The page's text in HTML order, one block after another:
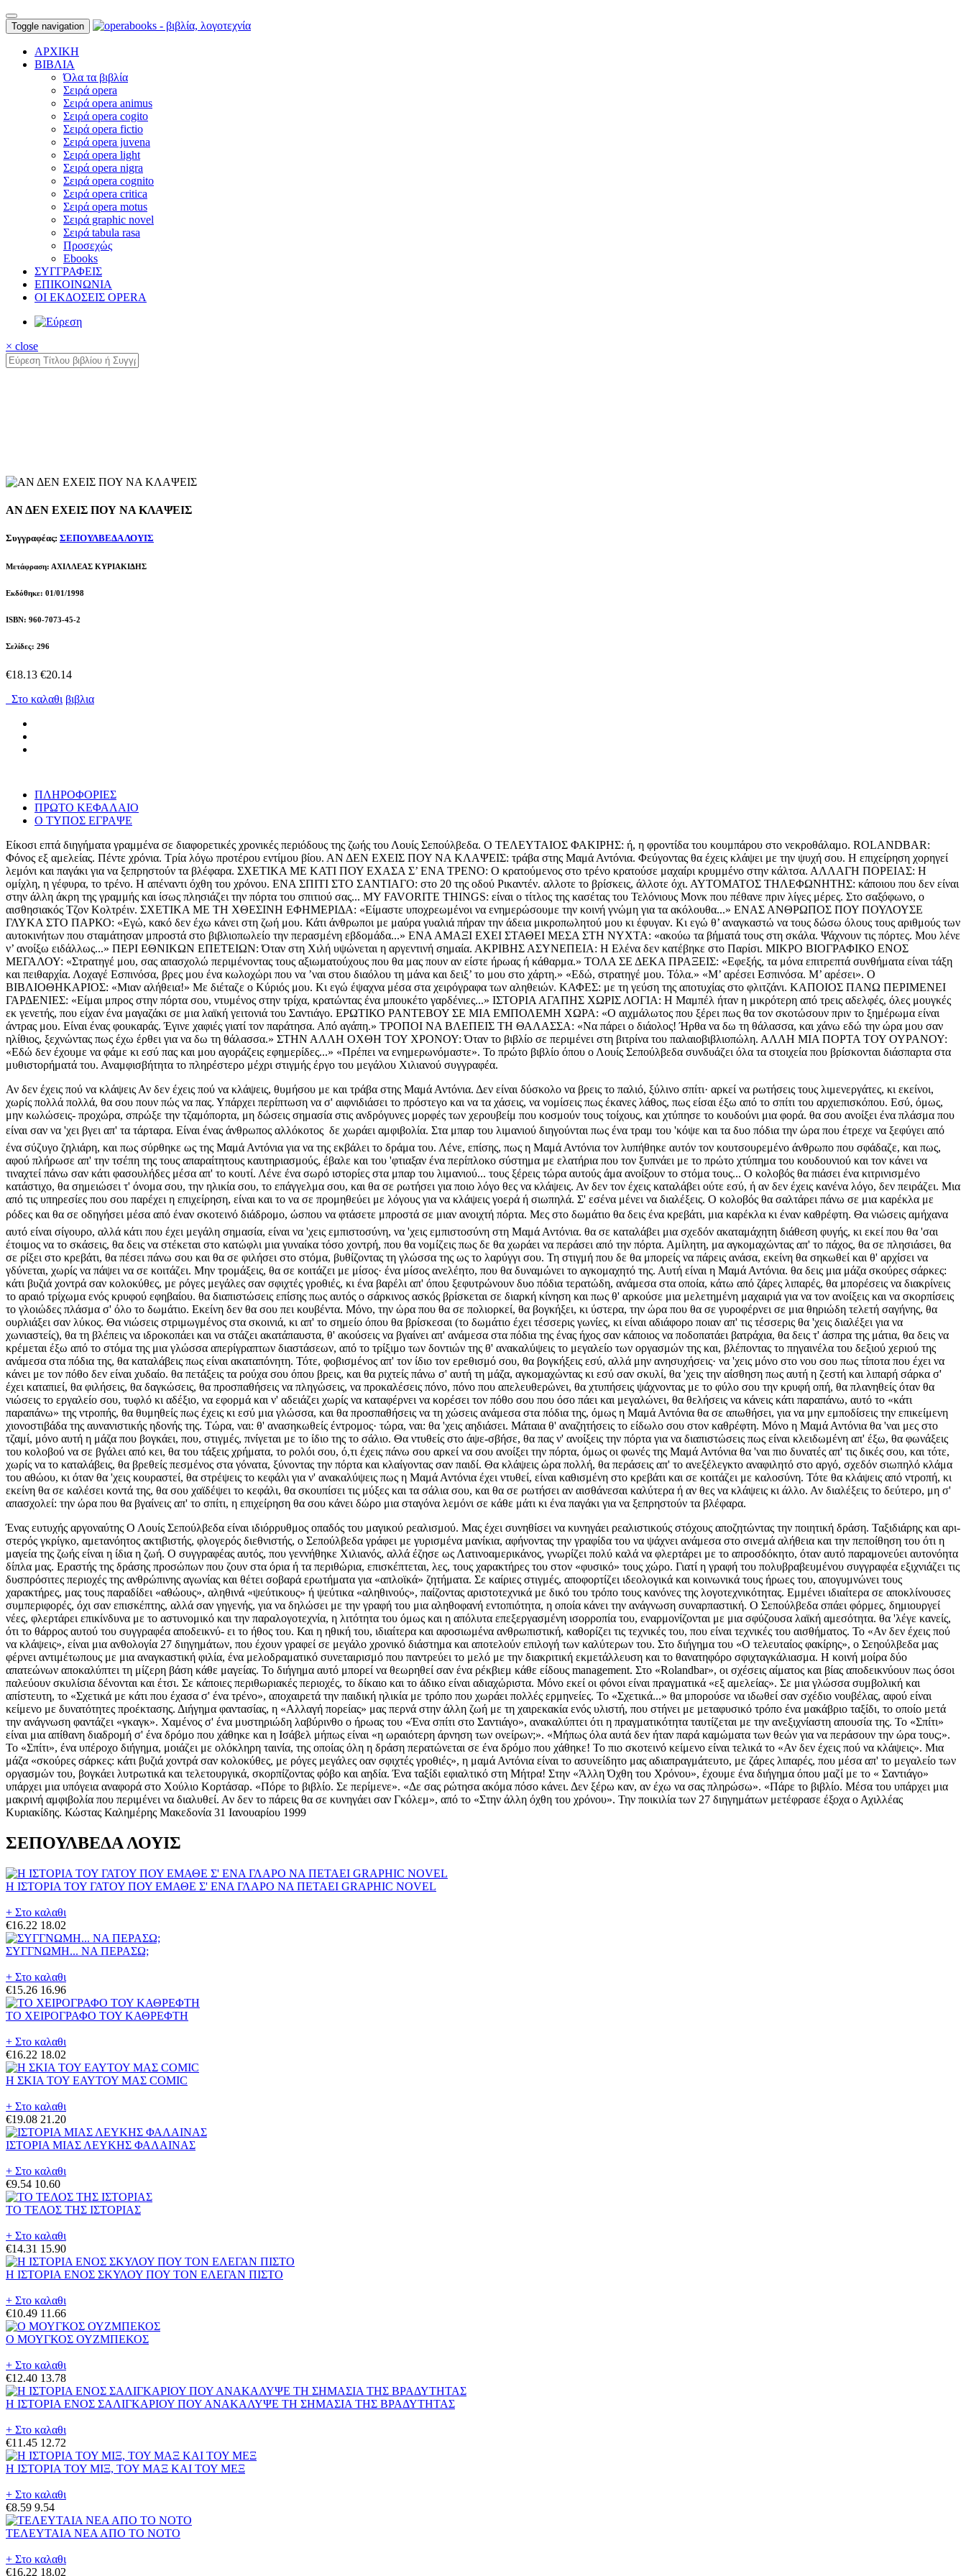
Toggle navigation
ΑΡΧΙΚΗ
ΒΙΒΛΙΑ
Όλα τα βιβλία
Σειρά opera
Σειρά opera animus
Σειρά opera cogito
Σειρά opera fictio
Σειρά opera juvena
Σειρά opera light
Σειρά opera nigra
Σειρά opera cognito
Σειρά opera critica
Σειρά opera motus
Σειρά graphic novel
Σειρά tabula rasa
Προσεχώς
Ebooks
ΣΥΓΓΡΑΦΕΙΣ
ΕΠΙΚΟΙΝΩΝΙΑ
ΟΙ ΕΚΔΟΣΕΙΣ OPERA
× close
ΑΝ ΔΕΝ ΕΧΕΙΣ ΠΟΥ ΝΑ ΚΛΑΨΕΙΣ
Συγγραφέας: ΣΕΠΟΥΛΒΕΔΑ ΛΟΥΙΣ
Μετάφραση: ΑΧΙΛΛΕΑΣ ΚΥΡΙΑΚΙΔΗΣ
Εκδόθηκε: 01/01/1998
ISBN: 960-7073-45-2
Σελίδες: 296
€18.13 €20.14
Στο καλαθι βιβλια
ΠΛΗΡΟΦΟΡΙΕΣ
ΠΡΩΤΟ ΚΕΦΑΛΑΙΟ
Ο ΤΥΠΟΣ ΕΓΡΑΨΕ
Είκοσι επτά διηγήματα γραμμένα σε διαφορετικές χρονικές περιόδους της ζωής του Λουίς Σεπούλβεδα. Ο ΤΕΛΕΥΤΑΙΟΣ ΦΑΚΙΡΗΣ: ή, η φροντίδα του κουμπάρου στο νεκροθάλαμο. ROLANDBAR:
Φόνος εξ αμελείας. Πέντε χρόνια. Τρία λόγω προτέρου εντίμου βίου. ΑΝ ΔΕΝ ΕΧΕΙΣ ΠΟΥ ΝΑ ΚΛΑΨΕΙΣ: τράβα στης Μαμά Αντόνια. Φεύγοντας θα έχεις κλάψει με την ψυχή σου. Η επιχείρηση χορηγεί
λεμόνι και παγάκι για να ξεπρηστούν τα βλέφαρα. ΣΧΕΤΙΚΑ ΜΕ ΚΑΤΙ ΠΟΥ ΕΧΑΣΑ Σ’ ΕΝΑ ΤΡΕΝΟ: Ο κρατούμενος στο τρένο κρατούσε μαχαίρι κρυμμένο στην κάλτσα. ΑΛΛΑΓΗ ΠΟΡΕΙΑΣ: Η
ομίχλη, η γέφυρα, το τρένο. Η απέναντι όχθη του χρόνου. ΕΝΑ ΣΠΙΤΙ ΣΤΟ ΣΑΝΤΙΑΓΟ: στο 20 της οδού Ρικαντέν. αλλοτε το βρίσκεις, άλλοτε όχι. ΑΥΤΟΜΑΤΟΣ ΤΗΛΕΦΩΝΗΤΗΣ: κάποιου που δεν είναι
στην άλλη άκρη της γραμμής και ίσως πλησιάζει την πόρτα του σπιτιού σας... MY FAVORITE THINGS: είναι ο τίτλος της κασέτας του Τελόνιους Μονκ που πέθανε πριν λίγες μέρες. Στο σαξόφωνο, ο
αισθησιακός Τζον Κολτρέιν. ΣΧΕΤΙΚΑ ΜΕ ΤΗ ΧΘΕΣΙΝΗ ΕΦΗΜΕΡΙΔΑ: «Είμαστε υποχρεωμένοι να ενημερώσουμε την κοινή γνώμη για τα ακόλουθα...» ΕΝΑΣ ΑΝΘΡΩΠΟΣ ΠΟΥ ΠΟΥΛΟΥΣΕ
ΓΛΥΚΑ ΣΤΟ ΠΑΡΚΟ: «Εγώ, κακό δεν έχω κάνει στη ζωή μου. Κάτι άνθρωποι με μαύρα γυαλιά πήραν την άδεια μικροπωλητού μου κι έφυγαν. Κι εγώ θ’ αναγκαστώ να τους δώσω όλους τους αριθμούς των
αυτοκινήτων που σταμάτησαν μπροστά στο βιβλιοπωλείο την περασμένη εβδομάδα...» ΕΝΑ ΑΜΑΞΙ ΕΧΕΙ ΣΤΑΘΕΙ ΜΕΣΑ ΣΤΗ ΝΥΧΤΑ: «ακούω τα βήματά τους στη σκάλα. Ψάχνουν τις πόρτες. Μου λένε
ν’ ανοίξω ειδάλλως...» ΠΕΡΙ ΕΘΝΙΚΩΝ ΕΠΕΤΕΙΩΝ: Όταν στη Χιλή υψώνεται η αργεντινή σημαία. ΑΚΡΙΒΗΣ ΑΣΥΝΕΠΕΙΑ: Η Ελένα δεν κατέβηκε στο Παρίσι. ΜΙΚΡΟ ΒΙΟΓΡΑΦΙΚΟ ΕΝΟΣ
ΜΕΓΑΛΟΥ: «Στρατηγέ μου, σας απασχολώ περιμένοντας τους αξιωματούχους που θα μας πουν αν είστε ήρωας ή κάθαρμα.» ΤΟΛΑ ΣΕ ΔΕΚΑ ΠΡΑΞΕΙΣ: «Εφεξής, τα μόνα επιτρεπτά συνθήματα είναι τάξη
και πειθαρχία. Λοχαγέ Εσπινόσα, βρες μου ένα κωλοχώρι που να ’ναι στου διαόλου τη μάνα και δειξ’ το μου στο χάρτη.» «Εδώ, στρατηγέ μου. Τόλα.» «Μ’ αρέσει Εσπινόσα. Μ’ αρέσει». Ο
ΒΙΒΛΙΟΘΗΚΑΡΙΟΣ: «Μιαν αλήθεια!» Με διέταζε ο Κύριός μου. Κι εγώ έψαχνα μέσα στα χειρόγραφα των αληθειών. ΚΑΦΕΣ: με τη γεύση της αποτυχίας στο φλιτζάνι. ΚΑΠΟΙΟΣ ΠΑΝΩ ΠΕΡΙΜΕΝΕΙ
ΓΑΡΔΕΝΙΕΣ: «Είμαι μπρος στην πόρτα σου, ντυμένος στην τρίχα, κρατώντας ένα μπουκέτο γαρδένιες...» ΙΣΤΟΡΙΑ ΑΓΑΠΗΣ ΧΩΡΙΣ ΛΟΓΙΑ: Η Μαμπέλ ήταν η μικρότερη από τρεις αδελφές, όλες μουγκές
εκ γενετής, που είχαν ένα μαγαζάκι σε μια λαϊκή γειτονιά του Σαντιάγο. ΕΡΩΤΙΚΟ ΡΑΝΤΕΒΟΥ ΣΕ ΜΙΑ ΕΜΠΟΛΕΜΗ ΧΩΡΑ: «Ο αιχμάλωτος που ξέρει πως θα τον σκοτώσουν πριν το ξημέρωμα είναι
άντρας μου. Είναι ένας φουκαράς. Έγινε χαφιές γιατί τον παράτησα. Από αγάπη.» ΤΡΟΠΟΙ ΝΑ ΒΛΕΠΕΙΣ ΤΗ ΘΑΛΑΣΣΑ: «Να πάρει ο διάολος! Ήρθα να δω τη θάλασσα, και χάνω εδώ την ώρα μου σαν
ηλίθιος, ξεχνώντας πως έχω έρθει για να δω τη θάλασσα.» ΣΤΗΝ ΑΛΛΗ ΟΧΘΗ ΤΟΥ ΧΡΟΝΟΥ: Όταν το βιβλίο σε περιμένει στη βιτρίνα του παλαιοβιβλιοπώλη. ΑΛΛΗ ΜΙΑ ΠΟΡΤΑ ΤΟΥ ΟΥΡΑΝΟΥ:
«Εδώ δεν έχουμε να φάμε κι εσύ πας και μου αγοράζεις εφημερίδες...» «Πρέπει να ενημερωνόμαστε». Το πρώτο βιβλίο όπου ο Λουίς Σεπούλβεδα συνδυάζει όλα τα στοιχεία που βρίσκονται διάσπαρτα στα
μυθιστορήματά του. Αναμφισβήτητα το πληρέστερο μέχρι στιγμής έργο του μεγάλου Χιλιανού συγγραφέα.
Αν δεν έχεις πού να κλάψεις Αν δεν έχεις πού να κλάψεις, θυμήσου με και τράβα στης Μαμά Αντόνια. Δεν είναι δύσκολο να βρεις το παλιό, ξύλινο σπίτι· αρκεί να ρωτήσεις τους λιμενεργάτες, κι εκείνοι,
χωρίς πολλά πολλά, θα σου πουν πώς να πας. Υπάρχει περίπτωση να σ' αιφνιδιάσει το πρόστεγο και να τα χάσεις, να νομίσεις πως έκανες λάθος, πως είσαι έξω από το σπίτι του αρχιεπισκόπου. Εσύ, όμως,
μην κωλώσεις- προχώρα, σπρώξε την τζαμόπορτα, μη δώσεις σημασία στις ανδρόγυνες μορφές των χερουβείμ που κοσμούν τους τοίχους, και χτύπησε το κουδούνι μια φορά. θα σου ανοίξει ένα πλάσμα που
είναι σαν να 'χει βγει απ' τα τάρταρα. Είναι ένας άνθρωπος αλλόκοτος  δε χωράει αμφιβολία. Στα μπαρ του λιμανιού διηγούνται πως ένα τραμ του 'κόψε και τα δυο πόδια την ώρα που έτρεχε να ξεφύγει από
ένα σύζυγο ζηλιάρη, και πως σύρθηκε ως της Μαμά Αντόνια για να της εκβάλει το δράμα του. Λένε, επίσης, πως η Μαμά Αντόνια τον λυπήθηκε αυτόν τον κουτσουρεμένο άνθρωπο που σφάδαζε, και πως,
αφού πλήρωσε απ' την τσέπη της τους απαραίτητους καυτηριασμούς, έβαλε και του 'φτιαξαν ένα περίπλοκο σύστημα με ελατήρια που τον ξυπνάει με το πρώτο χτύπημα του κουδουνιού και τον κάνει να
τιναχτεί πάνω σαν κάτι φασουλήδες μέσα απ' το κουτί. Λένε ένα σωρό ιστορίες στα μπαρ του λιμανιού... τους ξέρεις τώρα αυτούς άμα ανοίξουν το στόμα τους... Ο κολοβός θα πιάσει ένα κιτρινισμένο
κατάστιχο, θα σημειώσει τ' όνομα σου, την ηλικία σου, το επάγγελμα σου, και θα σε ρωτήσει για ποιο λόγο θες να κλάψεις. Αν δεν τον έχεις καταλάβει ούτε εσύ, ή αν δεν έχεις κανένα λόγο, δεν πειράζει. Μια
από τις υπηρεσίες που σου παρέχει η επιχείρηση, είναι και το να σε προμηθεύει με λόγους για να κλάψεις γοερά ή σιωπηλά. Σ' εσένα μένει να διαλέξεις. Ο κολοβός θα σαλτάρει πάνω σε μια καρέκλα με
ρόδες και θα σε οδηγήσει μέσα από έναν σκοτεινό διάδρομο, ώσπου να φτάσετε μπροστά σε μιαν ανοιχτή πόρτα. Μες στο δωμάτιο θα δεις ένα κρεβάτι, μια καρέκλα κι έναν καθρέφτη. Θα νιώσεις αμήχανα 
αυτό είναι σίγουρο, αλλά κάτι που έχει μεγάλη σημασία, είναι να 'χεις εμπιστοσύνη, να 'χεις εμπιστοσύνη στη Μαμά Αντόνια. θα σε καταλάβει μια σχεδόν ακαταμάχητη διάθεση φυγής, κι εκεί που θα 'σαι
έτοιμος να το σκάσεις, θα δεις να στέκεται στο κατώφλι μια γυναίκα τόσο χοντρή, που θα νομίζεις πως δε θα χωράει να περάσει από την πόρτα. Αμίλητη, μα αγκομαχώντας απ' το πάχος, θα σε πλησιάσει, θα
σε ρίξει στο κρεβάτι, θα πέσει πάνω σου και θα σε φιλήσει στο στόμα, βυθίζοντας τη γλώσσα της ως το λαρύγγι σου. Τη στιγμή που δε θα μπορείς να πάρεις ανάσα, εκείνη θα σηκωθεί και θ' αρχίσει να
γδύνεται, χωρίς να πάψει να σε κοιτάζει. Μην τρομάξεις, θα σε κοιτάζει με μίσος· ένα μίσος ανελέητο, που θα δυναμώνει το αγκομαχητό της. Αυτή είναι η Μαμά Αντόνια. θα δεις μια μάζα σκούρες σάρκες:
κάτι βυζιά χοντρά σαν κολοκύθες, με ρόγες μεγάλες σαν σφιχτές γροθιές, κι ένα βαρέλι απ' όπου ξεφυτρώνουν δυο πόδια τερατώδη, ανάμεσα στα οποία, κάτω από ζάρες λιπαρές, θα μπορέσεις να διακρίνεις
το αραιό τρίχωμα ενός κρυφού εφηβαίου. θα διαπιστώσεις επίσης πως αυτός ο σάρκινος ασκός βρίσκεται σε διαρκή κίνηση και πως θ' αρκούσε μια μελετημένη μαχαιριά για να τον ανοίξεις και να σκορπίσεις
το γλοιώδες πλάσμα σ' όλο το δωμάτιο. Εκείνη δεν θα σου πει κουβέντα. Μόνο, την ώρα που θα σε πολιορκεί, θα βογκήξει, κι ύστερα, την ώρα που θα σε γυροφέρνει σε μια θηριώδη τελετή σαγήνης, θα
ουρλιάξει σαν λύκος. Θα νιώσεις στριμωγμένος στα σκοινιά, κι απ' το σημείο όπου θα βρίσκεσαι (το δωμάτιο έχει τέσσερις γωνίες, κι είναι αδιάφορο ποιαν απ' τις τέσσερις θα 'χεις διαλέξει για να
χωνιαστείς), θα τη βλέπεις να ιδροκοπάει και να στάζει ακατάπαυστα, θ' ακούσεις να βγαίνει απ' ανάμεσα στα πόδια της ένας ήχος σαν κάποιος να ποδοπατάει βατράχια, θα δεις τ' άσπρα της μάτια, θα δεις να
κρέμεται έξω από το στόμα της μια γλώσσα απερίγραπτων διαστάσεων, από το τρίξιμο των δοντιών της θ' ανακαλύψεις το μεγαλείο των οργασμών της και, βλέποντας το πηγαινέλα του δεξιού χεριού της
ανάμεσα στα πόδια της, θα καταλάβεις πως είναι ακαταπόνητη. Τότε, φοβισμένος απ' τον ίδιο τον ερεθισμό σου, θα βογκήξεις εσύ, αλλά μην ανησυχήσεις· να 'χεις μόνο στο νου σου πως τίποτα που έχει να
κάνει με τον πόθο δεν είναι χυδαίο. θα πετάξεις τα ρούχα σου όπου βρεις, και θα ριχτείς πάνω σ' αυτή τη μάζα, αγκομαχώντας κι εσύ σαν σκυλί, θα 'χεις την αίσθηση πως αυτή η ζεστή και λιπαρή σάρκα σ'
έχει καταπιεί, θα φιλήσεις, θα δαγκώσεις, θα προσπαθήσεις να πληγώσεις, να προκαλέσεις πόνο, πόνο που απελευθερώνει, θα χτυπήσεις ψάχνοντας με το φύλο σου την κρυφή οπή, θα πλανηθείς όταν θα
νιώσεις το εργαλείο σου, τυφλό κι αδέξιο, να εφορμά και ν' αδειάζει χωρίς να καταφέρνει να κορέσει τον πόθο σου που όσο πάει και μεγαλώνει, θα θελήσεις να κάνεις κάτι παραπάνω, αυτό το «κάτι
παραπάνω» της ντροπής, θα θυμηθείς πως έχεις κι εσύ μια γλώσσα, και θα προσπαθήσεις να τη χώσεις ανάμεσα στα πόδια της, όμως η Μαμά Αντόνια θα σε απωθήσει, για να μην εμποδίσεις την επικείμενη
χιονοστιβάδα της αυνανιστικής ηδονής της. Τώρα, ναι: θ' ανασηκωθείς έντρομος· τώρα, ναι: θα 'χεις αηδιάσει. Μάταια θ' αναζητήσεις το είδωλο σου στον καθρέφτη. Μόνο η Μαμά Αντόνια θα 'ναι μες στο
τζαμί, μόνο αυτή η μάζα που βογκάει, που, στιγμές, πνίγεται με το ίδιο της το σάλιο. Θα ντυθείς στο άψε-σβήσε, θα πας ν' ανοίξεις την πόρτα για να διαπιστώσεις πως είναι κλειδωμένη απ' έξω, θα φωνάξεις
του κολοβού να σε βγάλει από κει, θα του τάξεις χρήματα, το ρολόι σου, ό,τι έχεις πάνω σου αρκεί να σου ανοίξει την πόρτα, όμως οι φωνές της Μαμά Αντόνια θα 'ναι πιο δυνατές απ' τις δικές σου, και τότε,
χωρίς να το καταλάβεις, θα βρεθείς πεσμένος στα γόνατα, ξύνοντας την πόρτα και κλαίγοντας σαν παιδί. Θα κλάψεις ώρα πολλή, θα περάσεις απ' το ανεξέλεγκτο αναφιλητό στο αργό, σχεδόν σιωπηλό κλάμα
του αθώου, κι όταν θα 'χεις κουραστεί, θα στρέψεις το κεφάλι για ν' ανακαλύψεις πως η Μαμά Αντόνια έχει ντυθεί, είναι καθισμένη στο κρεβάτι και σε κοιτάζει με καλοσύνη. Τότε θα κλάψεις από ντροπή, κι
εκείνη θα σε καλέσει κοντά της, θα σου χαϊδέψει το κεφάλι, θα σκουπίσει τις μύξες και τα σάλια σου, και θα σε ρωτήσει αν αισθάνεσαι καλύτερα ή αν θες να κλάψεις κι άλλο. Αν διαλέξεις το δεύτερο, μη σ'
απασχολεί: την ώρα που θα βγαίνεις απ' το σπίτι, η επιχείρηση θα σου κάνει δώρο μια σταγόνα λεμόνι σε κάθε μάτι κι ένα παγάκι για να ξεπρηστούν τα βλέφαρα.
Ένας ευτυχής αργοναύτης Ο Λουίς Σεπούλβεδα είναι ιδιόρρυθμος οπαδός του μαγικού ρεαλισμού. Μας έχει συνηθίσει να κυνηγάει ρεαλιστικούς στόχους αποζητώντας την ποιητική δράση. Ταξιδιάρης και αρι-
στερός γκρίγκο, αμετανόητος ακτιβιστής, φλογερός διεθνιστής, ο Σεπούλβεδα γράφει με γυρισμένα μανίκια, αφήνοντας την γραφίδα του να ψάχνει ανάμεσα στο σινεμά αλήθεια και την πεποίθηση του ότι η
μαγεία της ζωής είναι η ίδια η ζωή. Ο συγγραφέας αυτός, που γεννήθηκε Χιλιανός, αλλά έζησε ως Λατινοαμερικάνος, γνωρίζει πολύ καλά να φλερτάρει με το απροσδόκητο, όταν αυτό παραμονεύει αυτονόητα
δίπλα μας. Εραστής της δράσης προσώπων που ζουν στα όρια ή τα περιθώρια, επισκέπτεται, λες, τους χαρακτήρες του στον «φυσικό» τους χώρο. Γιατί η γραφή του πολυβραβευμένου συγγραφέα εξιχνιάζει τις
δυσπρόσιτες περιοχές της ανθρώπινης αγωνίας και θέτει σοβαρά ερωτήματα για «απλοϊκά» ζητήματα. Σε καίριες στιγμές, αποφορτίζει ιδεολογικά και κοινωνικά τους ήρωες του, απογυμνώνει τους
χαρακτήρες, μας τους παραδίδει «αθώους», αληθινά «ψεύτικους» ή ψεύτικα «αληθινούς», παίζοντας αριστοτεχνικά με δικό του τρόπο τους κανόνες της λογοτεχνικότητας. Εμμένει ιδιαίτερα σε αποκλίνουσες
συμπεριφορές, όχι σαν επισκέπτης, αλλά σαν γηγενής, για να δηλώσει με την γραφή του μια αληθοφανή εντοπιότητα, η οποία κάνει την ανάγνωση συναρπαστική. Ο Σεπούλβεδα σπάει φόρμες, δημιουργεί
νέες, φλερτάρει επικίνδυνα με το αστυνομικό και την παραλογοτεχνία, η λιτότητα του όμως και η απόλυτα επεξεργασμένη ισορροπία του, εναρμονίζονται με μια σφύζουσα λαϊκή αμεσότητα. θα 'λέγε κανείς,
ότι το θάρρος αυτού του συγγραφέα αποδεικνύ- ει το ήθος του. Και η ηθική του, ιδιαίτερα και αφοσιωμένα ανθρωπιστική, καθορίζει τις τεχνικές του, που είναι τεχνικές του αισθήματος. Το «Αν δεν έχεις πού
να κλάψεις», είναι μια ανθολογία 27 διηγημάτων, που έχουν γραφεί σε μεγάλο χρονικό διάστημα και αποτελούν επιλογή των καλύτερων του. Στο διήγημα του «Ο τελευταίος φακίρης», ο Σεηούλβεδα μας
φέρνει αντιμέτωπους με μια αναγκαστική φιλία, ένα μελοδραματικό συνεταιρισμό που παντρεύει το μελό με την διακριτική εκμετάλλευση και το θανατηφόρο σφιχταγκάλιασμα. Η κοινή μοίρα δύο
απατεώνων αποκαλύπτει τη μίζερη βάση κάθε μαγείας. Το διήγημα αυτό μπορεί να θεωρηθεί σαν ένα ρέκβιεμ κάθε είδους management. Στο «Rolandbar», οι σχέσεις αίματος και βίας αποδεικνύουν πως όσοι
παλεύουν σκυλίσια δένονται και έτσι. Σε κάποιες περιθωριακές περιοχές, το δίκαιο και το άδικο είναι αδιαχώριστα. Μόνο εκεί οι φόνοι είναι πραγματικά «εξ αμελείας». Σε μια γλώσσα συμβολική και
απίστευτη, το «Σχετικά με κάτι που έχασα σ' ένα τρένο», αποχαιρετά την παιδική ηλικία με τρόπο που χωράει πολλές ερμηνείες. Το «Σχετικά...» θα μπορούσε να ιδωθεί σαν σχέδιο νουβέλας, αφού είναι
κείμενο με δυνατότητες προέκτασης. Διήγημα φαντασίας, η «Αλλαγή πορείας» μας περνά στην άλλη ζωή με τη χαιρεκακία ενός υλιστή, που στήνει με μεταφυσικό τρόπο ένα μακάβριο ταξίδι, το οποίο μετά
την ανάγνωση φαντάζει «γκαγκ». Χαμένος σ' ένα μυστηριώδη λαβύρινθο ο ήρωας του «Ένα σπίτι στο Σαντιάγο», ανακαλύπτει ότι η πραγματικότητα ταυτίζεται με την ανεξιχνίαστη απουσία της. Το «Σπίτι»
είναι μια απίθανη διαδρομή σ' ένα δρόμο που χάθηκε και η Ισάβελ μήπως είναι «η ωραιότερη άρνηση των ονείρων;». «Μήπως όλα αυτά δεν ήταν παρά καμώματα των θεών για να περάσουν την ώρα τους;».
Το «Σπίτι», ένα υπέροχο διήγημα, μοιάζει με ολόκληρη ταινία, της οποίας όλη η δράση περατώνεται σε ένα δρόμο που χάθηκε! Το πιο σκοτεινό κείμενο είναι τελικά το «Αν δεν έχεις πού να κλάψεις». Μια
μάζα «σκούρες σάρκες: κάτι βυζιά χοντρά σαν κολοκύθες, με ρόγες μεγάλες οαν σφιχτές γροθιές», η μαμά Αντόνια είναι το ασυνείδητο μας αδιαπραγμάτευτο, με ζάρες λιπαρές, που μέσα απ' το μεγαλείο των
οργασμών του, βογκάει λυτρωτικά και τελετουργικά, σκορπίζοντας φόβο και αηδία. Ένα ταξίδι εφιαλτικό στη Μήτρα! Στην «Άλλη Όχθη του Χρόνου», έχουμε ένα διήγημα όπου μαζί με το « Σαντιάγο»
υπάρχει μια υπόγεια αναφορά στο Χούλιο Κορτάσαρ. «Πόρε το βιβλίο. Σε περίμενε». «Δε σας ρώτησα ακόμα πόσο κάνει. Δεν ξέρω καν, αν έχω να σας πληρώσω». «Πάρε το βιβλίο. Μέσα του υπάρχει μια
μακρινή αμφιβολία που περιμένει να διαλυθεί. Αν δεν το πάρεις θα σε κυνηγάει σαν Γκόλεμ», από το «Στην άλλη όχθη του χρόνου». Την ποικιλία των 27 διηγημάτων μετέφρασε έξοχα ο Αχιλλέας
Κυριακίδης. Κώστας Καλημέρης Μακεδονία 31 Ιανουαρίου 1999
ΣΕΠΟΥΛΒΕΔΑ ΛΟΥΙΣ
Η ΙΣΤΟΡΙΑ ΤΟΥ ΓΑΤΟΥ ΠΟΥ ΕΜΑΘΕ Σ' ΕΝΑ ΓΛΑΡΟ ΝΑ ΠΕΤΑΕΙ GRAPHIC NOVEL
+ Στο καλαθι
€16.22 18.02
ΣΥΓΓΝΩΜΗ... ΝΑ ΠΕΡΑΣΩ;
+ Στο καλαθι
€15.26 16.96
ΤΟ ΧΕΙΡΟΓΡΑΦΟ ΤΟΥ ΚΑΘΡΕΦΤΗ
+ Στο καλαθι
€16.22 18.02
Η ΣΚΙΑ ΤΟΥ ΕΑΥΤΟΥ ΜΑΣ COMIC
+ Στο καλαθι
€19.08 21.20
ΙΣΤΟΡΙΑ ΜΙΑΣ ΛΕΥΚΗΣ ΦΑΛΑΙΝΑΣ
+ Στο καλαθι
€9.54 10.60
ΤΟ ΤΕΛΟΣ ΤΗΣ ΙΣΤΟΡΙΑΣ
+ Στο καλαθι
€14.31 15.90
Η ΙΣΤΟΡΙΑ ΕΝΟΣ ΣΚΥΛΟΥ ΠΟΥ ΤΟΝ ΕΛΕΓΑΝ ΠΙΣΤΟ
+ Στο καλαθι
€10.49 11.66
Ο ΜΟΥΓΚΟΣ ΟΥΖΜΠΕΚΟΣ
+ Στο καλαθι
€12.40 13.78
Η ΙΣΤΟΡΙΑ ΕΝΟΣ ΣΑΛΙΓΚΑΡΙΟΥ ΠΟΥ ΑΝΑΚΑΛΥΨΕ ΤΗ ΣΗΜΑΣΙΑ ΤΗΣ ΒΡΑΔΥΤΗΤΑΣ
+ Στο καλαθι
€11.45 12.72
Η ΙΣΤΟΡΙΑ ΤΟΥ ΜΙΞ, ΤΟΥ ΜΑΞ ΚΑΙ ΤΟΥ ΜΕΞ
+ Στο καλαθι
€8.59 9.54
ΤΕΛΕΥΤΑΙΑ ΝΕΑ ΑΠΟ ΤΟ ΝΟΤΟ
+ Στο καλαθι
€16.22 18.02